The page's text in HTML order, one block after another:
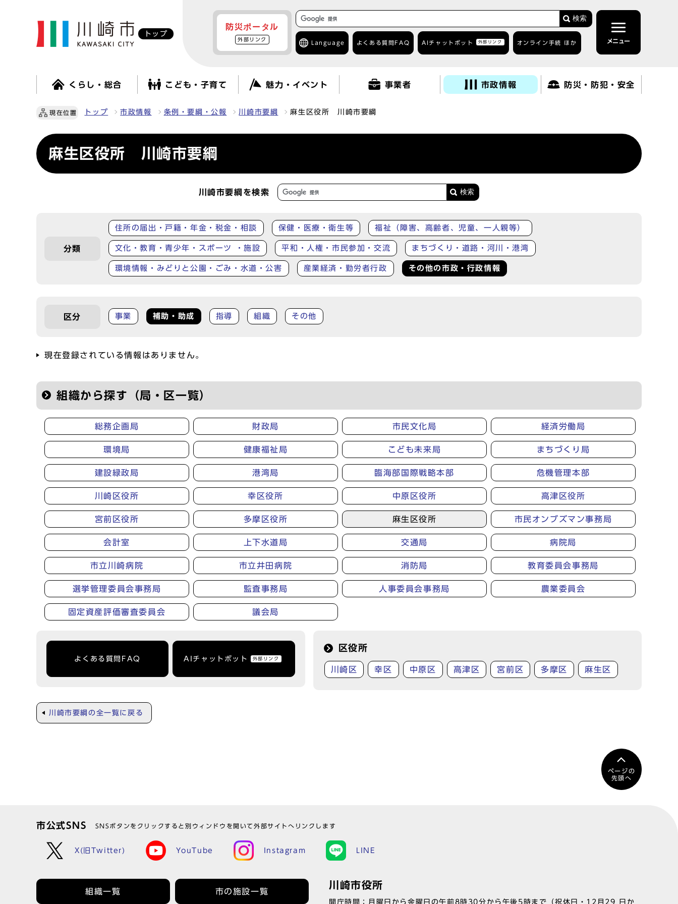
トップ
防災ポータル
外部リンク
検索
Language よくある質問 FAQ AIチャットボット 外部リンク オンライン手続 ほか メニュー
くらし・総合 こども・子育て 魅力・イベント 事業者 市政情報 防災・防犯・安全
現在位置 トップ 市政情報 条例・要綱・公報 川崎市要綱 麻生区役所 川崎市要綱
麻生区役所 川崎市要綱
川崎市要綱を検索
分類
住所の届出・戸籍・年金・税金・相談 保健・医療・衛生等 福祉（障害、高齢者、児童、一人親等）
文化・教育・青少年・スポーツ ・施設 平和・人権・市民参加・交流 まちづくり・道路・河川・港湾
環境情報・みどりと公園・ごみ・水道・公害 産業経済・勤労者行政 その他の市政・行政情報
区分 事業 補助・助成 指導 組織 その他
現在登録されている情報はありません。
組織から探す（局・区一覧）
総務企画局 財政局 市民文化局 経済労働局
環境局 健康福祉局 こども未来局 まちづくり局
建設緑政局 港湾局 臨海部国際戦略本部 危機管理本部
川崎区役所 幸区役所 中原区役所 高津区役所
宮前区役所 多摩区役所 麻生区役所 市民オンブズマン事務局
会計室 上下水道局 交通局 病院局
市立川崎病院 市立井田病院 消防局 教育委員会事務局
選挙管理委員会事務局 監査事務局 人事委員会事務局 農業委員会
固定資産評価審査委員会 議会局
よくある質問FAQ AIチャットボット 外部リンク
区役所
川崎区 幸区 中原区 高津区 宮前区 多摩区 麻生区
川崎市要綱の全一覧に戻る
ページの
先頭へ
市公式SNS SNSボタンをクリックすると別ウィンドウを開いて外部サイトへリンクします
X(旧Twitter) YouTube Instagram LINE
組織一覧 市の施設一覧
川崎市役所
開庁時間：月曜日から金曜日の午前8時30分から午後5時まで（祝休日・12月29 日か